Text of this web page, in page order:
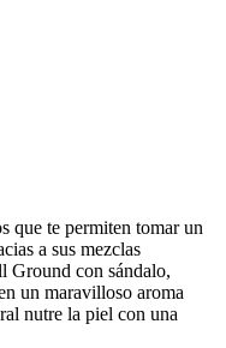
que te permiten tomar un
a sus mezclas
Ground con sándalo,
un maravilloso aroma
nutre la piel con una